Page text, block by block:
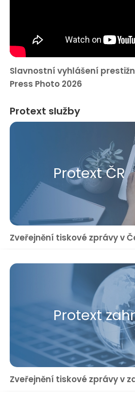
Slavnostní vyhlášení
Press Photo 2026
Protext služby
Protext ČR
Zveřejnění tiskové zprávy v
Protext
Zveřejnění tiskové zprávy v